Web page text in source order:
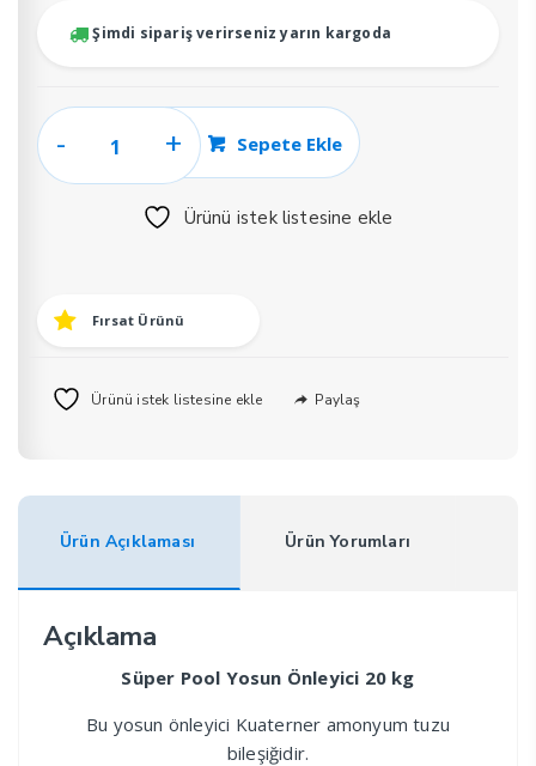
Şimdi sipariş verirseniz yarın kargoda
Süper
adet
Sepete Ekle
Ürünü istek listesine ekle
Fırsat Ürünü
Ürünü istek listesine ekle Paylaş
Ürün Açıklaması Ürün Yorumları
Açıklama
Süper Pool Yosun Önleyici 20 kg
Bu yosun önleyici Kuaterner amonyum tuzu
bileşiğidir.